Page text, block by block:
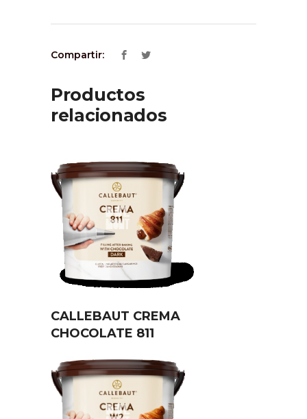
Compartir:
Productos
relacionados
CALLEBAUT CREMA
CHOCOLATE 811